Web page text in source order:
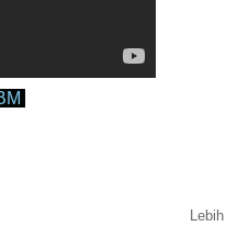
Lebih